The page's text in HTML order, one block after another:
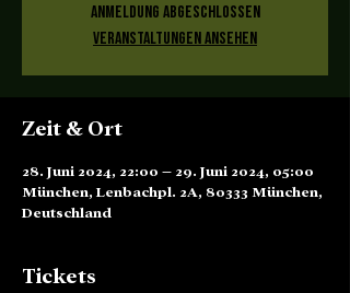
Anmeldung abgeschlossen
Veranstaltungen ansehen
Zeit & Ort
28. Juni 2024, 22:00 – 29. Juni 2024, 05:00
München, Lenbachpl. 2A, 80333 München,
Deutschland
Tickets